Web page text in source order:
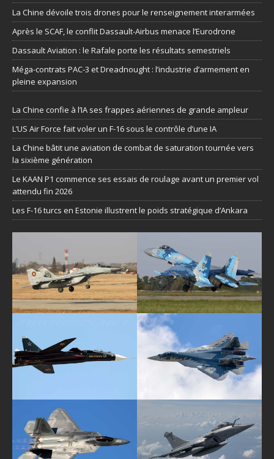
La Chine dévoile trois drones pour le renseignement interarmées
Après le SCAF, le conflit Dassault-Airbus menace l’Eurodrone
Dassault Aviation : le Rafale porte les résultats semestriels
Méga-contrats PAC-3 et Dreadnought : l’industrie d’armement en
pleine expansion
La Chine confie à l’IA ses frappes aériennes de grande ampleur
L’US Air Force fait voler un F-16 sous le contrôle d’une IA
La Chine bâtit une aviation de combat de saturation tournée vers
la sixième génération
Le KAAN P1 commence ses essais de roulage avant un premier vol
attendu fin 2026
Les F-16 turcs en Estonie illustrent le poids stratégique d’Ankara